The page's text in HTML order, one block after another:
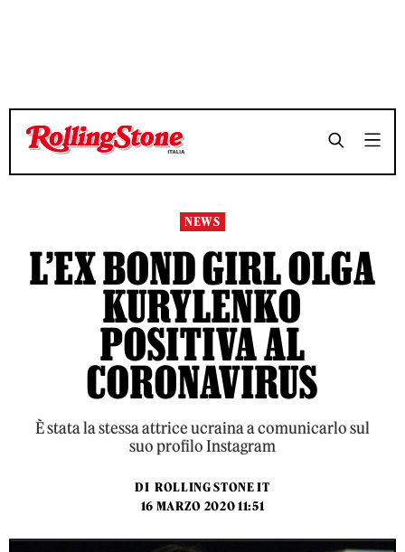
TEMPO DI LETTURA 3 MINUTI SHARE
TEMPO DI LETTURA 3 MINUTI SHARE
NEWS
L’EX BOND GIRL OLGA
KURYLENKO
POSITIVA AL
CORONAVIRUS
È stata la stessa attrice ucraina a comunicarlo sul
suo profilo Instagram
DI ROLLING STONE IT
16 MARZO 2020 11:51